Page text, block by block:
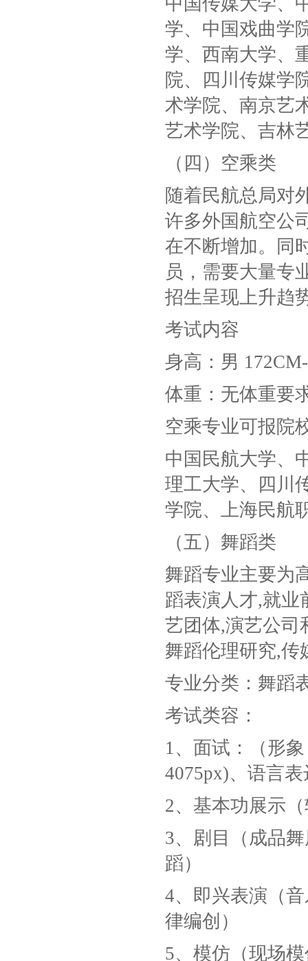
学、中国戏曲学
学、西南大学、
院、四川传媒学
术学院、南京艺
艺术学院、吉林
（四）空乘类
随着民航总局对
许多外国航空公
在不断增加。同
员，需要大量专
招生呈现上升趋
考试内容
身高：男
体重：无体重要
空乘专业可报院
中国民航大学、
理工大学、四川
学院、上海民航
（五）舞蹈类
舞蹈专业主要为
蹈表演人才,就业
艺团体,演艺公司
舞蹈伦理研究,传
专业分类：舞蹈
考试类容：
1、面试：（形
4075px)、语言
2、基本功展示
3、剧目（成品
蹈）
4、即兴表演（
律编创）
5、模仿（现场